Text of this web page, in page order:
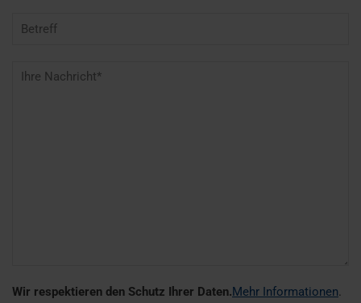
Wir respektieren den Schutz Ihrer Daten.Mehr Informationen.